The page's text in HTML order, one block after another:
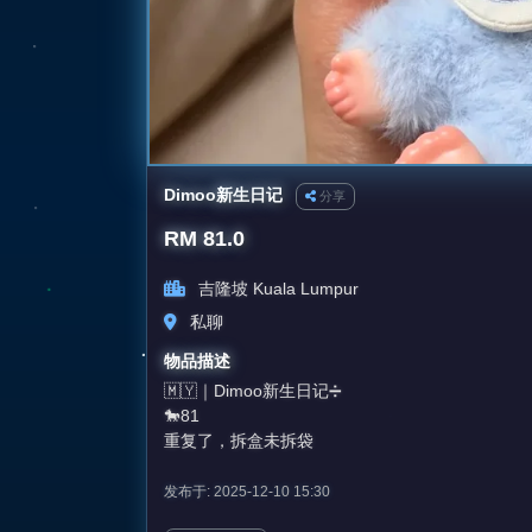
Dimoo新生日记 分享
RM 81.0
吉隆坡 Kuala Lumpur
私聊
物品描述
🇲🇾｜Dimoo新生日记➗
🐎81
重复了，拆盒未拆袋
发布于: 2025-12-10 15:30